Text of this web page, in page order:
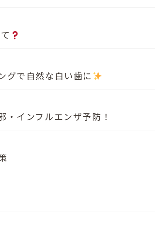
グで自然な白い歯に
・インフルエンザ予防！